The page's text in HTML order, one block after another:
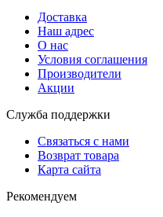
Доставка
Наш адрес
О нас
Условия соглашения
Производители
Акции
Служба поддержки
Связаться с нами
Возврат товара
Карта сайта
Рекомендуем